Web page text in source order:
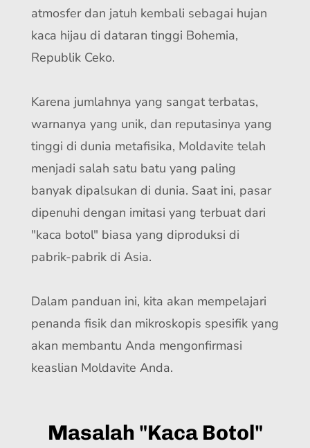
atmosfer dan jatuh kembali sebagai hujan
kaca hijau di dataran tinggi Bohemia,
Republik Ceko.
Karena jumlahnya yang sangat terbatas,
warnanya yang unik, dan reputasinya yang
tinggi di dunia metafisika, Moldavite telah
menjadi salah satu batu yang paling
banyak dipalsukan di dunia. Saat ini, pasar
dipenuhi dengan imitasi yang terbuat dari
"kaca botol" biasa yang diproduksi di
pabrik-pabrik di Asia.
Dalam panduan ini, kita akan mempelajari
penanda fisik dan mikroskopis spesifik yang
akan membantu Anda mengonfirmasi
keaslian Moldavite Anda.
Masalah "Kaca Botol"